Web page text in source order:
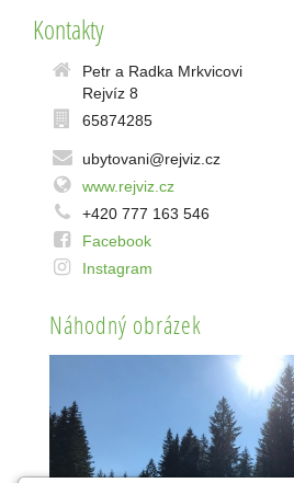
Kontakty
Petr a Radka Mrkvicovi
Rejvíz 8
65874285
ubytovani@rejviz.cz
www.rejviz.cz
+420 777 163 546
Facebook
Instagram
Náhodný obrázek